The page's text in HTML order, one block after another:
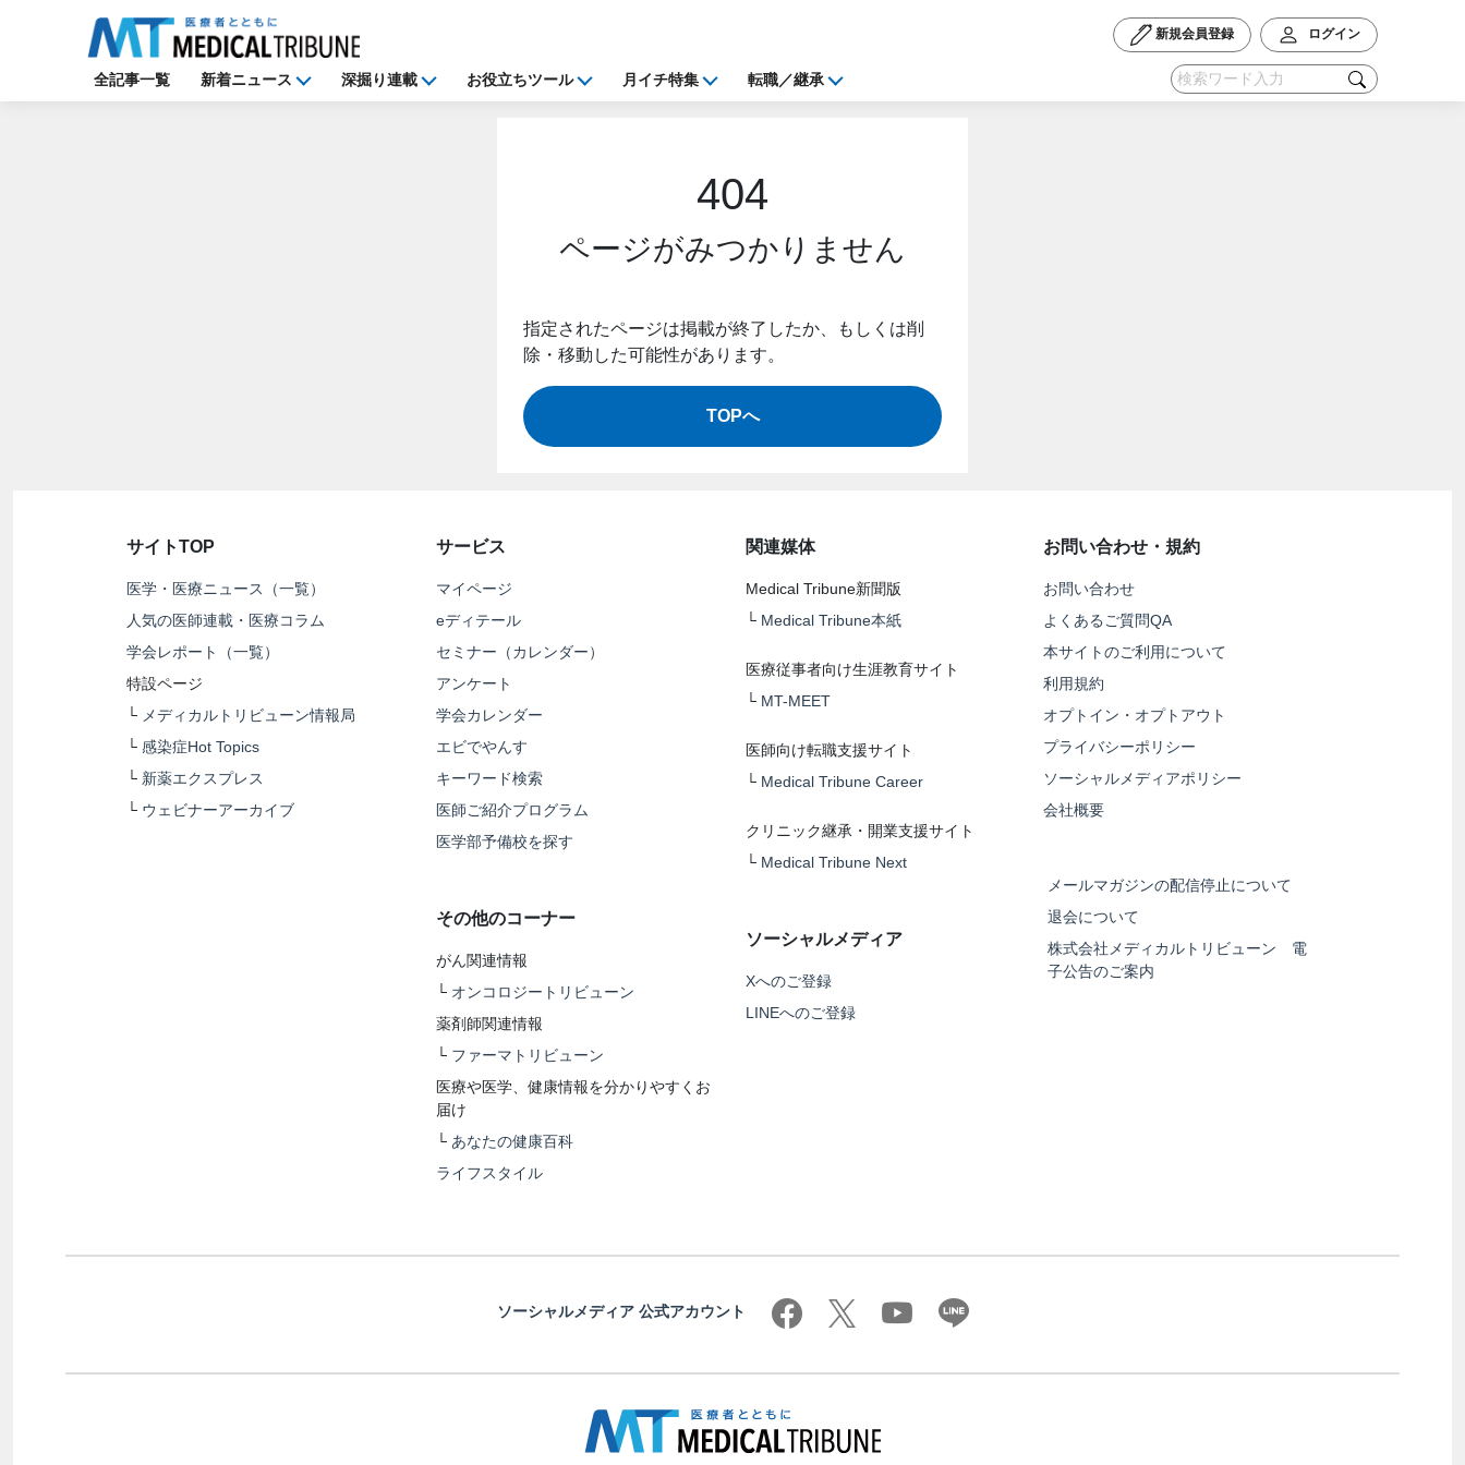
新規会員登録 ログイン
全記事一覧 新着ニュース 深掘り連載 お役立ちツール 月イチ特集 転職／継承
404
ページがみつかりません
指定されたページは掲載が終了したか、もしくは削
除・移動した可能性があります。
TOPへ
サイトTOP
医学・医療ニュース（一覧）
人気の医師連載・医療コラム
学会レポート（一覧）
特設ページ
└ メディカルトリビューン情報局
└ 感染症Hot Topics
└ 新薬エクスプレス
└ ウェビナーアーカイブ
サービス
マイページ
eディテール
セミナー（カレンダー）
アンケート
学会カレンダー
エビでやんす
キーワード検索
医師ご紹介プログラム
医学部予備校を探す
その他のコーナー
がん関連情報
└ オンコロジートリビューン
薬剤師関連情報
└ ファーマトリビューン
医療や医学、健康情報を分かりやすくお
届け
└ あなたの健康百科
ライフスタイル
関連媒体
Medical Tribune新聞版
└ Medical Tribune本紙
医療従事者向け生涯教育サイト
└ MT-MEET
医師向け転職支援サイト
└ Medical Tribune Career
クリニック継承・開業支援サイト
└ Medical Tribune Next
ソーシャルメディア
Xへのご登録
LINEへのご登録
お問い合わせ・規約
お問い合わせ
よくあるご質問QA
本サイトのご利用について
利用規約
オプトイン・オプトアウト
プライバシーポリシー
ソーシャルメディアポリシー
会社概要
メールマガジンの配信停止について
退会について
株式会社メディカルトリビューン 電
子公告のご案内
ソーシャルメディア 公式アカウント